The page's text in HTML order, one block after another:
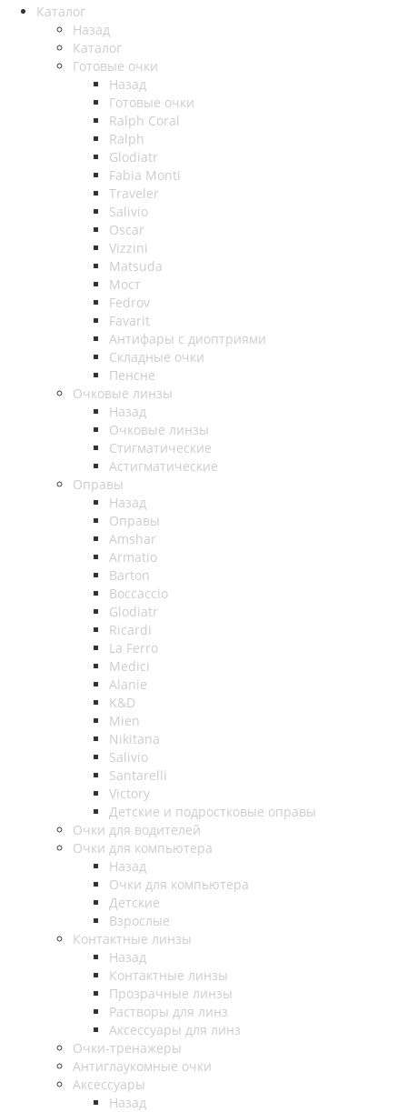
Каталог
Назад
Каталог
Готовые очки
Назад
Готовые очки
Ralph Coral
Ralph
Glodiatr
Fabia Monti
Traveler
Salivio
Oscar
Vizzini
Matsuda
Мост
Fedrov
Favarit
Антифары с диоптриями
Складные очки
Пенсне
Очковые линзы
Назад
Очковые линзы
Стигматические
Астигматические
Оправы
Назад
Оправы
Amshar
Armatio
Barton
Boccaccio
Glodiatr
Ricardi
La Ferro
Medici
Alanie
K&D
Mien
Nikitana
Salivio
Santarelli
Victory
Детские и подростковые оправы
Очки для водителей
Очки для компьютера
Назад
Очки для компьютера
Детские
Взрослые
Контактные линзы
Назад
Контактные линзы
Прозрачные линзы
Растворы для линз
Аксессуары для линз
Очки-тренажеры
Антиглаукомные очки
Аксессуары
Назад